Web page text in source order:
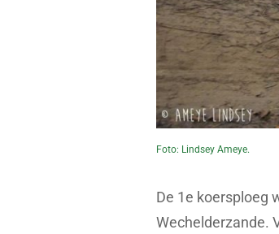
Foto: Lindsey Ameye.
De 1e koersploeg
Wechelderzande.